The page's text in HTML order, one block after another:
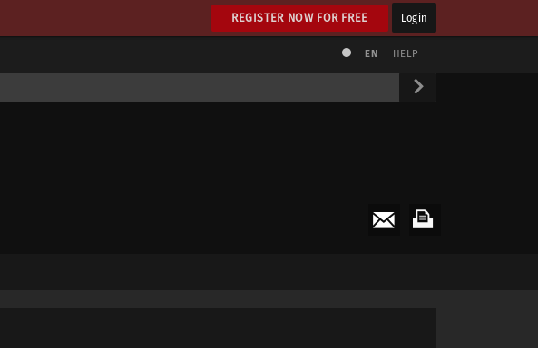
REGISTER NOW FOR FREE Login
EN HELP